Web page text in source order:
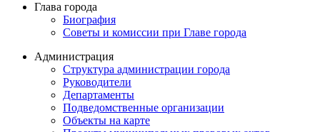
Глава города
Биография
Советы и комиссии при Главе города
Администрация
Структура администрации города
Руководители
Департаменты
Подведомственные организации
Объекты на карте